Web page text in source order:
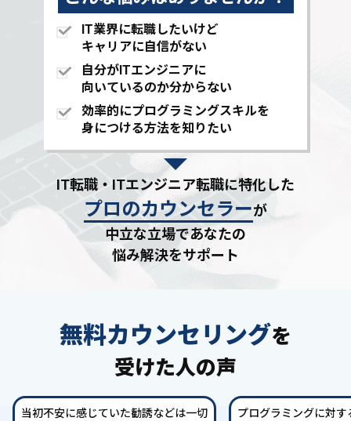
IT業界に転職したいけど
キャリアに自信がない
自分がITエンジニアに
向いているのか分からない
効率的にプログラミングスキルを
身につける方法を知りたい
IT転職・ITエンジニア転職に特化した
プロのカウンセラーが
中立な立場であなたの
悩み解決をサポート
無料カウンセリングを
受けた人の声
当初不安に感じていた勧誘などは一切
プログラミングに対